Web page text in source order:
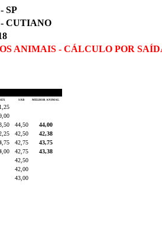
SP
- CUTIANO
ANIMAIS - CÁLCULO POR
SEX SÁB MELHOR ANIMAL
44,50
44,00
42,50
42,38
42,75
43,75
42,75
43,38
42,50
42,00
43,00